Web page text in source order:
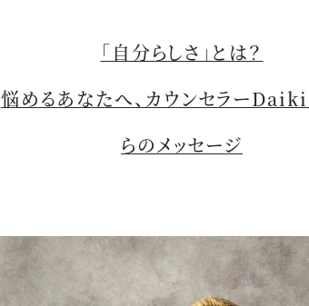
「自分らしさ」とは？
悩めるあなたへ、カウンセラー
らのメッセージ